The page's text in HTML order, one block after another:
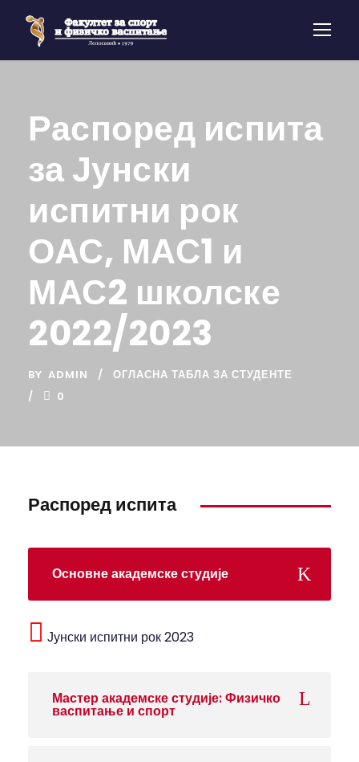
Распоред испита
за Јунски
испитни рок
ОАС, МАС1 и
МАС2 школске
2022/2023
BY ADMIN
ОГЛАСНА ТАБЛА ЗА СТУДЕНТЕ
0
Распоред испита
Основне академске студије
Јунски испитни рок 2023
Мастер академске студије: Физичко
васпитање и спорт